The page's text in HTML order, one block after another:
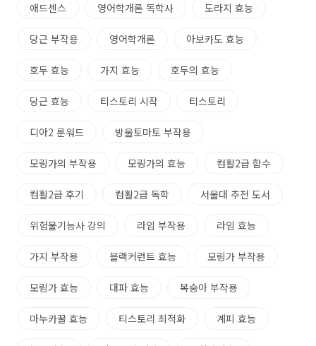
애드센스 영어학개론 독학사 도라지 효능
당근 부작용 영어학개론 아보카도 효능
호두 효능 가지 효능 호두의 효능
당근 효능 티스토리 시작 티스토리
디아2 룬워드 방울토마토 부작용
모링가의 부작용 모링가의 효능 컴활2급 함수
컴활2급 후기 컴활2급 독학 서울대 추천 도서
위험물기능사 강의 라임 부작용 라임 효능
가지 부작용 블랙커런트 효능 모링가 부작용
모링가 효능 대파 효능 복숭아 부작용
마누카꿀 효능 티스토리 최적화 계피 효능